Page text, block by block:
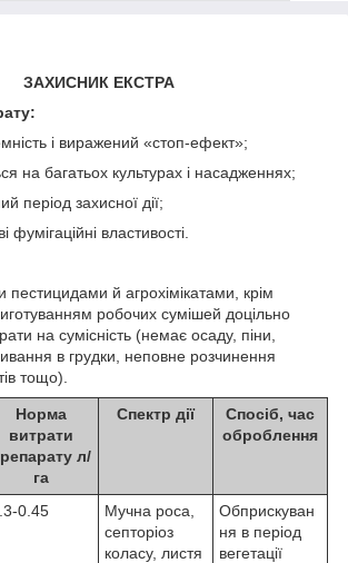
ЗАХИСНИК ЕКСТРА
і виражений «стоп-ефект»;
на багатьох культурах і насадженнях;
період захисної дії;
фумігаційні властивості.
пестицидами й агрохімікатами, крім
робочих сумішей доцільно
на сумісність (немає осаду, піни,
в грудки, неповне розчинення
тощо).
Норма
витрати
л/
га
Спектр дії
Спосіб, час
оброблення
0.45
Мучна роса,
септоріоз
коласу, листя
Обприскуван
ня в період
вегетації